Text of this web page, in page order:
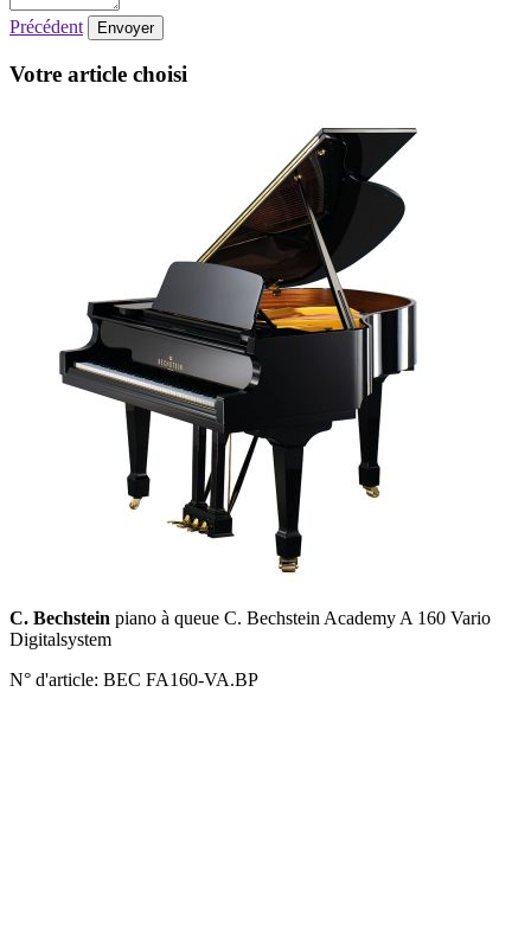
Précédent Envoyer
Votre article choisi
C. Bechstein piano à queue C. Bechstein Academy A 160 Vario
Digitalsystem
N° d'article: BEC FA160-VA.BP